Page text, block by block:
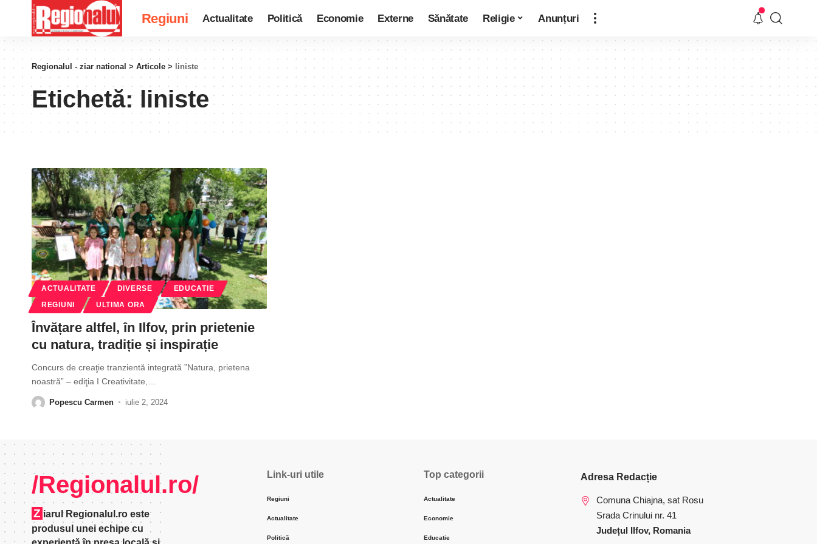
Regiuni Actualitate Politică Economie Externe Sănătate Religie Anunțuri
Regionalul - ziar national > Articole > liniste
Etichetă: liniste
ACTUALITATE DIVERSE EDUCATIE
REGIUNI ULTIMA ORA
Învățare altfel, în Ilfov, prin prietenie
cu natura, tradiție și inspirație
Concurs de creaţie tranzientă integrată ”Natura, prietena
noastră” – ediţia I Creativitate,
Popescu Carmen iulie 2, 2024
/Regionalul.ro/
Z iarul Regionalul.ro este
produsul unei echipe cu
Link-uri utile
Regiuni
Actualitate
Politică
Top categorii
Actualitate
Economie
Educatie
Adresa Redacție
Comuna Chiajna, sat Rosu
Srada Crinului nr. 41
Județul Ilfov, Romania